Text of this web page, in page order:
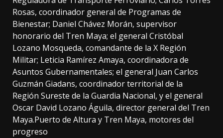
Rosas, coordinador general de Programas de
Bienestar; Daniel Chávez Morán, supervisor
honorario del Tren Maya; el general Cristóbal
Lozano Mosqueda, comandante de la X Región
Militar; Leticia Ramírez Amaya, coordinadora de
Asuntos Gubernamentales; el general Juan Carlos
Guzmán Giadans, coordinador territorial de la
Región Sureste de la Guardia Nacional, y el general
Oscar David Lozano Águila, director general del Tren
Maya.Puerto de Altura y Tren Maya, motores del
progreso